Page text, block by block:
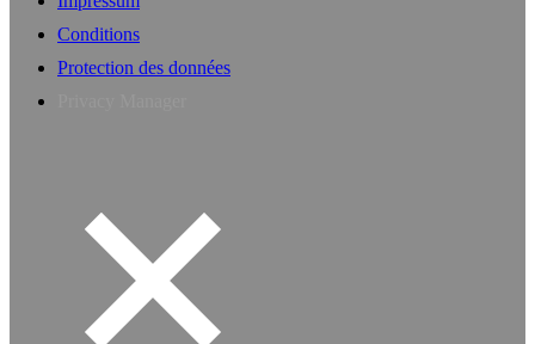
Conditions
Protection des données